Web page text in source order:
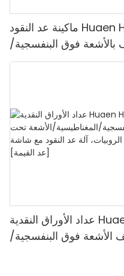
ماكينة عد النقود Huaen H-A16، عداد نقود احترافي
بالأشعة فوق البنفسجية/
الضوء الرقمي، عد
عداد الأوراق النقدية Huaen H-307، سرعة 1100 ورقة
الأشعة فوق البنفسجية/